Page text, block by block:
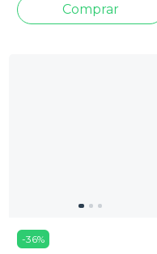
-36%